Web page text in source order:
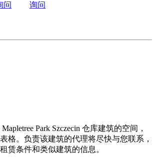
问
询问
Park Szczecin 仓库建筑的空间，
格。负责该建筑的代理将尽快与您联系，
赁条件和类似建筑的信息。